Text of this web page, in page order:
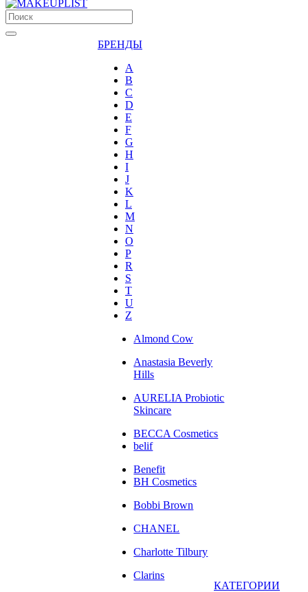
БРЕНДЫ
A
B
C
D
E
F
G
H
I
J
K
L
M
N
O
P
R
S
T
U
Z
Almond Cow
Anastasia Beverly
Hills
AURELIA Probiotic
Skincare
BECCA Cosmetics
belif
Benefit
BH Cosmetics
Bobbi Brown
CHANEL
Charlotte Tilbury
Clarins
КАТЕГОРИИ